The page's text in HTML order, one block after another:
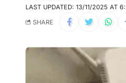
LAST UPDATED: 13/11/2025 AT
SHARE